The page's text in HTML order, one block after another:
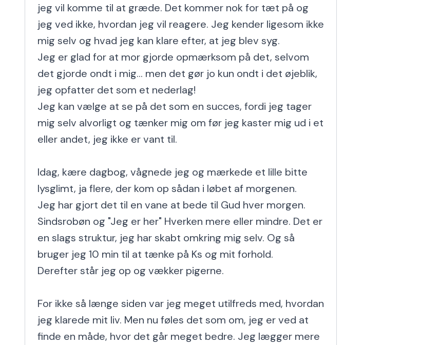
jeg vil komme til at græde. Det kommer nok for tæt på og
jeg ved ikke, hvordan jeg vil reagere. Jeg kender ligesom ikke
mig selv og hvad jeg kan klare efter, at jeg blev syg.
Jeg er glad for at mor gjorde opmærksom på det, selvom
det gjorde ondt i mig... men det gør jo kun ondt i det øjeblik,
jeg opfatter det som et nederlag!
Jeg kan vælge at se på det som en succes, fordi jeg tager
mig selv alvorligt og tænker mig om før jeg kaster mig ud i et
eller andet, jeg ikke er vant til.
Idag, kære dagbog, vågnede jeg og mærkede et lille bitte
lysglimt, ja flere, der kom op sådan i løbet af morgenen.
Jeg har gjort det til en vane at bede til Gud hver morgen.
Sindsrobøn og "Jeg er her" Hverken mere eller mindre. Det er
en slags struktur, jeg har skabt omkring mig selv. Og så
bruger jeg 10 min til at tænke på Ks og mit forhold.
Derefter står jeg op og vækker pigerne.
For ikke så længe siden var jeg meget utilfreds med, hvordan
jeg klarede mit liv. Men nu føles det som om, jeg er ved at
finde en måde, hvor det går meget bedre. Jeg lægger mere